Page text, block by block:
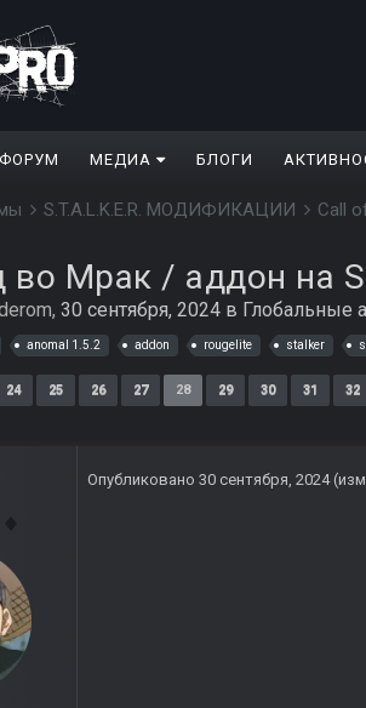
ФОРУМ МЕДИА БЛОГИ
S.T.A.L.K.E.R. МОДИФИКАЦИИ Call
во Мрак / аддон на
, 30 сентября, 2024 в Глобальные
anomal 1.5.2 addon rougelite stalker
24 25 26 27 28 29 30 31 32
Опубликовано 30 сентября, 2024